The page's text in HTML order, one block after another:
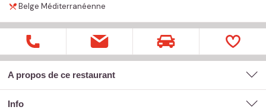
Belge Méditerranéenne
A propos de ce restaurant
Info